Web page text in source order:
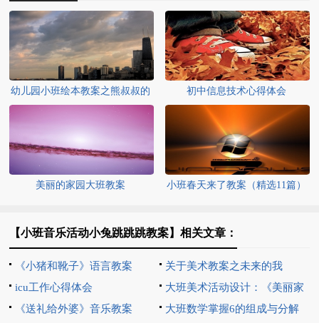
幼儿园小班绘本教案之熊叔叔的
初中信息技术心得体会
美丽的家园大班教案 小班春天来了教案（精选11篇）
【小班音乐活动小兔跳跳跳教案】相关文章：
《小猪和靴子》语言教案
关于美术教案之未来的我
icu工作心得体会
大班美术活动设计：《美丽家
园》教案设计
《送礼给外婆》音乐教案 大班数学掌握6的组成与分解